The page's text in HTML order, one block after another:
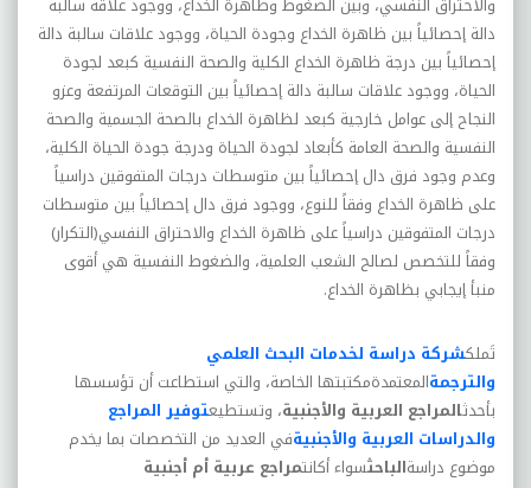
دالة إحصائياً بين ظاهرة الخداع وجودة الحياة، ووجود علاقات سالبة دالة
إحصائياً بين درجة ظاهرة الخداع الکلية والصحة النفسية کبعد لجودة
الحياة، ووجود علاقات سالبة دالة إحصائياً بين التوقعات المرتفعة وعزو
النجاح إلى عوامل خارجية کبعد لظاهرة الخداع بالصحة الجسمية والصحة
النفسية والصحة العامة کأبعاد لجودة الحياة ودرجة جودة الحياة الکلية،
وعدم وجود فرق دال إحصائياً بين متوسطات درجات المتفوقين دراسياً
على ظاهرة الخداع وفقاً للنوع، ووجود فرق دال إحصائياً بين متوسطات
درجات المتفوقين دراسياً على ظاهرة الخداع والاحتراق النفسي(التکرار)
وفقاً للتخصص لصالح الشعب العلمية، والضغوط النفسية هي أقوى
منبأ إيجابي بظاهرة الخداع.
تَملكشركة دراسة لخدمات البحث العلمي
والترجمةالمعتمدةمكتبتها الخاصة، والتي استطاعت أن تؤسسها
بأحدثالمراجع العربية والأجنبية، وتستطيعتوفير المراجع
والدراسات العربية والأجنبيةفي العديد من التخصصات بما يخدم
موضوع دراسةالباحثسواء أكانتمراجع عربية أم أجنبية